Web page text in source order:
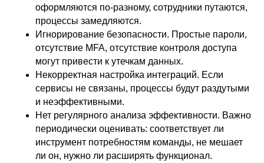
оформляются по-разному, сотрудники путаются,
процессы замедляются.
Игнорирование безопасности. Простые пароли,
отсутствие MFA, отсутствие контроля доступа
могут привести к утечкам данных.
Некорректная настройка интеграций. Если
сервисы не связаны, процессы будут раздутыми
и неэффективными.
Нет регулярного анализа эффективности. Важно
периодически оценивать: соответствует ли
инструмент потребностям команды, не мешает
ли он, нужно ли расширять функционал.
© 2026 ТОО «Зеробит»
Политика обработки персональных
данных